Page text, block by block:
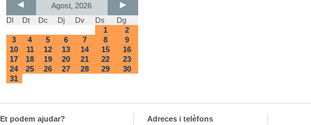
Agost, 2026
Dl
Dt Dc Dj Dv Ds
Dg
1
2
3
4 5 6 7 8
9
10
11 12 13 14 15
16
17
18 19 20 21 22
23
24
25 26 27 28 29
30
31
Et podem ajudar?
Adreces i telèfons